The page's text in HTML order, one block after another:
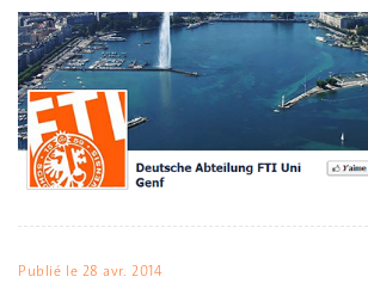
Publié le 28 avr. 2014